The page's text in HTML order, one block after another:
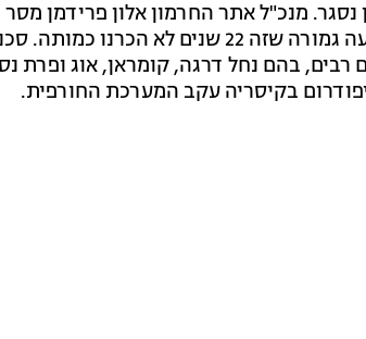
מנכ"ל אתר החרמון אלון פרידמן
"שלג כבד יורד החל משעות הבוקר. מדובר בהפתעה גמורה שזה 22 שנים לא הכרנו
בהם נחל דרגה, קומראן, אוג ופרת
בקיסריה עקב המערכת החורפית.